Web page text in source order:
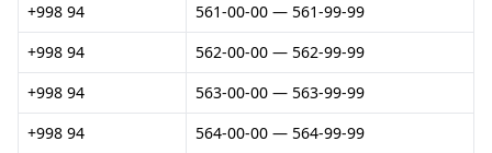
+998 94
561-00-00 — 561-99-99
+998 94
562-00-00 — 562-99-99
+998 94
563-00-00 — 563-99-99
+998 94
564-00-00 — 564-99-99